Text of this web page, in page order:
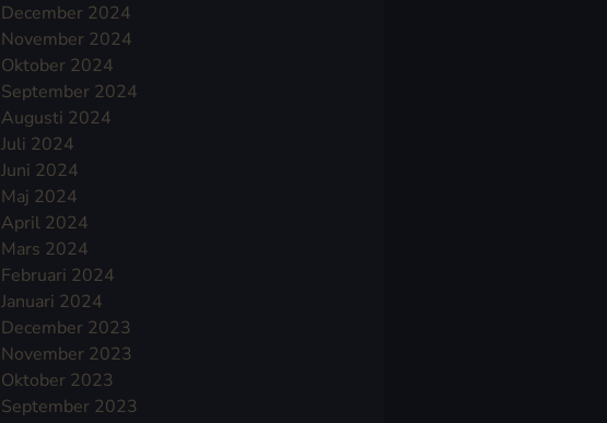
December 2024
November 2024
Oktober 2024
September 2024
Augusti 2024
Juli 2024
Juni 2024
Maj 2024
April 2024
Mars 2024
Februari 2024
Januari 2024
December 2023
November 2023
Oktober 2023
September 2023